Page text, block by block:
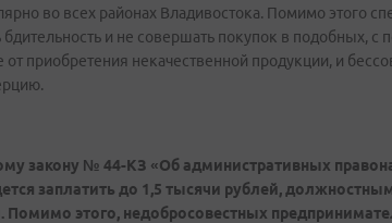
во всех районах Владивостока. Помимо этого
и не совершать покупок в подобных, с
от приобретения некачественной продукции, и
закону № 44-КЗ «Об административных
заплатить до 1,5 тысячи рублей,
Помимо этого, недобросовестных